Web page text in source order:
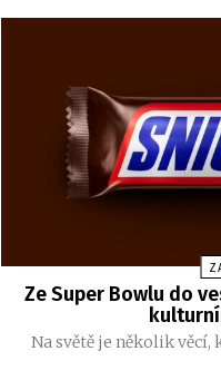
Ze Super Bowlu do
Na světě je několik